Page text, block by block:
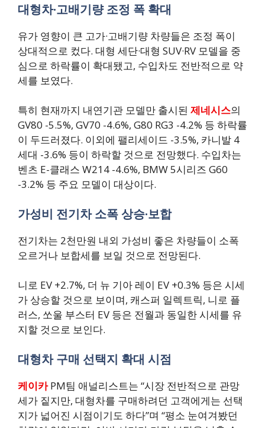
대형차·고배기량 조정 폭 확대
유가 영향이 큰 고가·고배기량 차량들은 조정 폭이
상대적으로 컸다. 대형 세단·대형 SUV·RV 모델을 중
심으로 하락률이 확대됐고, 수입차도 전반적으로 약
세를 보였다.
특히 현재까지 내연기관 모델만 출시된 제네시스의
GV80 -5.5%, GV70 -4.6%, G80 RG3 -4.2% 등 하락률
이 두드러졌다. 이외에 팰리세이드 -3.5%, 카니발 4
세대 -3.6% 등이 하락할 것으로 전망했다. 수입차는
벤츠 E-클래스 W214 -4.6%, BMW 5시리즈 G60
-3.2% 등 주요 모델이 대상이다.
가성비 전기차 소폭 상승·보합
전기차는 2천만원 내외 가성비 좋은 차량들이 소폭
오르거나 보합세를 보일 것으로 전망된다.
니로 EV +2.7%, 더 뉴 기아 레이 EV +0.3% 등은 시세
가 상승할 것으로 보이며, 캐스퍼 일렉트릭, 니로 플
러스, 쏘울 부스터 EV 등은 전월과 동일한 시세를 유
지할 것으로 보인다.
대형차 구매 선택지 확대 시점
케이카PM팀 애널리스트는 “시장 전반적으로 관망
세가 짙지만, 대형차를 구매하려던 고객에게는 선택
지가 넓어진 시점이기도 하다”며 “평소 눈여겨봤던